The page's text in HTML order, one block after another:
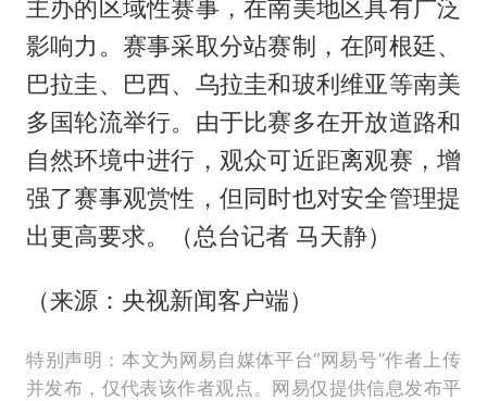
主办的区域性赛事，在南美地区具有广泛
影响力。赛事采取分站赛制，在阿根廷、
巴拉圭、巴西、乌拉圭和玻利维亚等南美
多国轮流举行。由于比赛多在开放道路和
自然环境中进行，观众可近距离观赛，增
强了赛事观赏性，但同时也对安全管理提
出更高要求。（总台记者 马天静）
（来源：央视新闻客户端）
特别声明：本文为网易自媒体平台“网易号”作者上传
并发布，仅代表该作者观点。网易仅提供信息发布平